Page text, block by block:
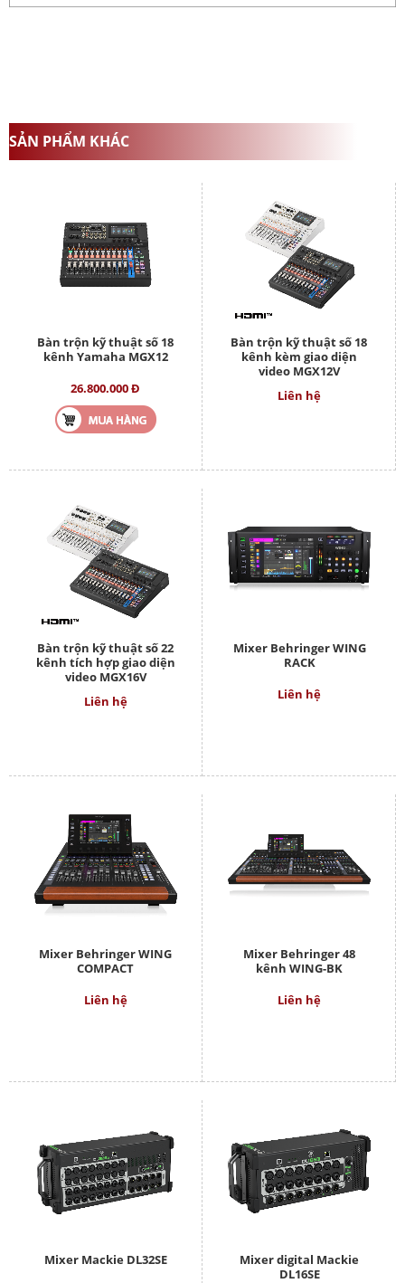
SẢN PHẨM KHÁC
Bàn trộn kỹ thuật số 18
kênh Yamaha MGX12
26.800.000 Đ
Bàn trộn kỹ thuật số 18
kênh kèm giao diện
video MGX12V
Liên hệ
Bàn trộn kỹ thuật số 22
kênh tích hợp giao diện
video MGX16V
Liên hệ
Mixer Behringer WING
RACK
Liên hệ
Mixer Behringer WING
COMPACT
Liên hệ
Mixer Behringer 48
kênh WING-BK
Liên hệ
Mixer Mackie DL32SE
Mixer digital Mackie
DL16SE